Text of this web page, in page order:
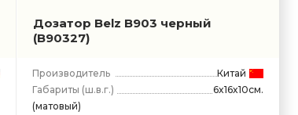
Дозатор Belz B903 черный
(B90327)
Производитель
Китай
Габариты (ш.в.г.)
6x16x10см.
(матовый)